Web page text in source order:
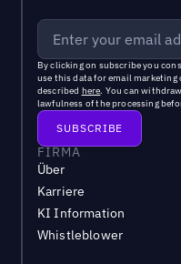
By clicking on subscribe you
use this data for email
described here. You can
lawfulness of the processing
FIRMA
Über
Karriere
KI Information
Whistleblower